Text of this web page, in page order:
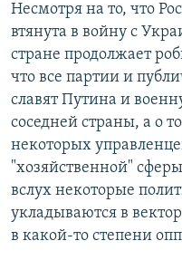
Несмотря на то, что
втянута в войну с
стране продолжает
что все партии и
славят Путина и
соседней страны, а о
некоторых
"хозяйственной"
вслух некоторые
укладываются в
в какой-то степени